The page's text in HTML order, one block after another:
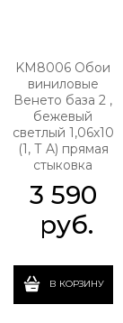
KM8006 Обои
виниловые
Венето база 2 ,
бежевый
светлый 1,06х10
(1, Т A) прямая
стыковка
3 590
руб.
В КОРЗИНУ